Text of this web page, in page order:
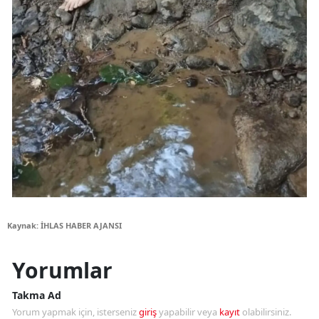
Kaynak: İHLAS HABER AJANSI
Yorumlar
Takma Ad
Yorum yapmak için, istersenizgirişyapabilir veya kayıt olabilirsiniz.